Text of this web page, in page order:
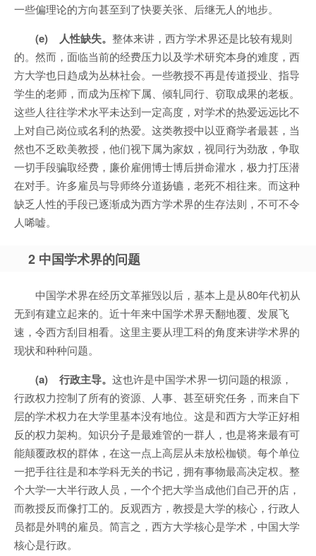
一些偏理论的方向甚至到了快要关张、后继无人的地步。
(e) 人性缺失。 整体来讲，西方学术界还是比较有规则
的。然而，面临当前的经费压力以及学术研究本身的难度，西
方大学也日趋成为丛林社会。一些教授不再是传道授业、指导
学生的老师，而成为压榨下属、倾轧同行、窃取成果的老板。
这些人往往学术水平未达到一定高度，对学术的热爱远远比不
上对自己岗位或名利的热爱。这类教授中以亚裔学者最甚，当
然也不乏欧美教授，他们视下属为家奴，视同行为劲敌，争取
一切手段骗取经费，廉价雇佣博士博后拼命灌水，极力打压潜
在对手。许多雇员与导师终分道扬镳，老死不相往来。而这种
缺乏人性的手段已逐渐成为西方学术界的生存法则，不可不令
人唏嘘。
2 中国学术界的问题
中国学术界在经历文革摧毁以后，基本上是从80年代初从
无到有建立起来的。近十年来中国学术界天翻地覆、发展飞
速，令西方刮目相看。这里主要从理工科的角度来讲学术界的
现状和种种问题。
(a) 行政主导。 这也许是中国学术界一切问题的根源，
行政权力控制了所有的资源、人事、甚至研究任务，而来自下
层的学术权力在大学里基本没有地位。这是和西方大学正好相
反的权力架构。知识分子是最难管的一群人，也是将来最有可
能颠覆政权的群体，在这一点上高层从未放松枷锁。每个单位
一把手往往是和本学科无关的书记，拥有事物最高决定权。整
个大学一大半行政人员，一个个把大学当成他们自己开的店，
而教授反而像打工的。反观西方，教授是大学的核心，行政人
员都是外聘的雇员。简言之，西方大学核心是学术，中国大学
核心是行政。